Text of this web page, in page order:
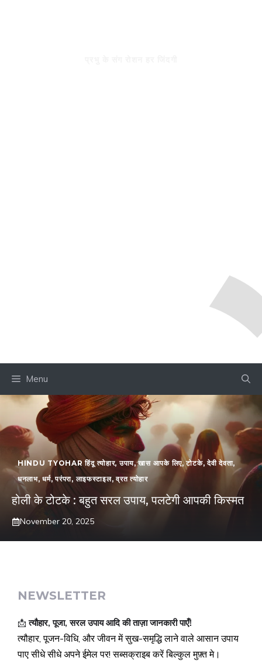
Menu
HINDU TYOHAR हिंदू त्योहार,उपाय,खास आपके लिए,टोटके,देवी देवता,
धनलाभ,धर्म,परंपरा,लाइफस्टाइल,व्रत त्योहार
होली के टोटके : बहुत सरल उपाय, पलटेगी आपकी किस्मत
November 20, 2025
NEWSLETTER
📩त्यौहार, पूजा, सरल उपाय आदि की ताज़ा जानकारी पाएँ!
त्यौहार, पूजन-विधि, और जीवन में सुख-समृद्धि लाने वाले आसान उपाय
पाए सीधे सीधे अपने ईमेल पर! सब्सक्राइब करें बिल्कुल मुफ़्त मे।